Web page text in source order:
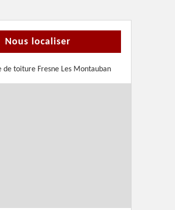
Nous localiser
de toiture Fresne Les Montauban